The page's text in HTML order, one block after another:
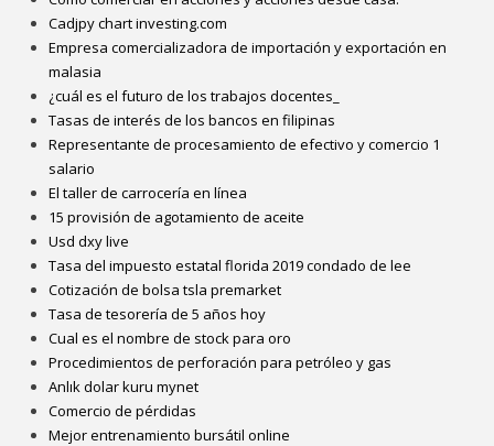
Cadjpy chart investing.com
Empresa comercializadora de importación y exportación en
malasia
¿cuál es el futuro de los trabajos docentes_
Tasas de interés de los bancos en filipinas
Representante de procesamiento de efectivo y comercio 1
salario
El taller de carrocería en línea
15 provisión de agotamiento de aceite
Usd dxy live
Tasa del impuesto estatal florida 2019 condado de lee
Cotización de bolsa tsla premarket
Tasa de tesorería de 5 años hoy
Cual es el nombre de stock para oro
Procedimientos de perforación para petróleo y gas
Anlık dolar kuru mynet
Comercio de pérdidas
Mejor entrenamiento bursátil online